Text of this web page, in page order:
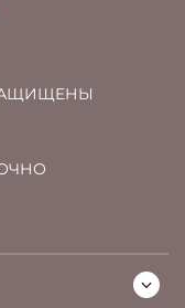
ЗАЩИЩЕНЫ